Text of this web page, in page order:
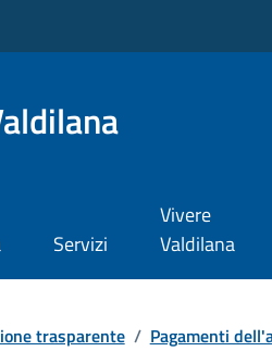
Servizi
Vivere
Valdilana
trasparente / Pagamenti